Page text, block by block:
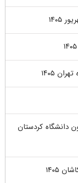
۱۴۰۵
دانشگاه کردستان
۱۴۰۵